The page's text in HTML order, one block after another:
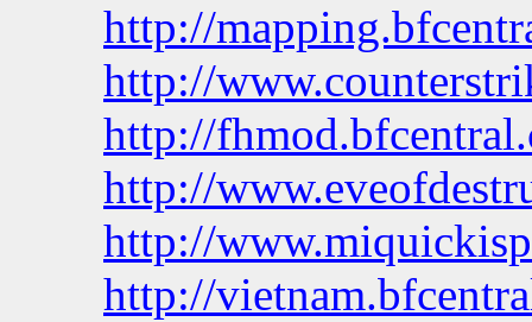
http://
http://
http://
http://
http://
http://